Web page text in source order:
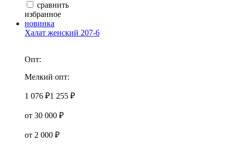
сравнить
избранное
новинка
Халат женский 207-6
Опт:
Мелкий опт:
1 076 ₽1 255 ₽
от 30 000 ₽
от 2 000 ₽